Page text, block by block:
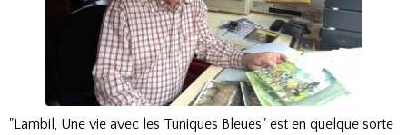
"Lambil, Une vie avec les Tuniques Bleues" est en quelque sorte